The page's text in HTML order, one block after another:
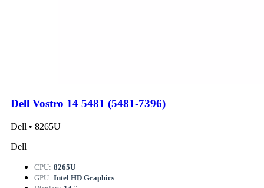
Dell Vostro 14 5481 (5481-7396)
Dell • 8265U
Dell
CPU: 8265U
GPU: Intel HD Graphics